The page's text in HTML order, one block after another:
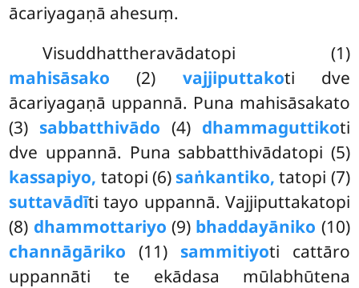
ācariyagaṇā ahesuṃ.
Visuddhattheravādatopi (1)
mahisāsako (2) vajjiputtakoti dve
ācariyagaṇā uppannā. Puna mahisāsakato
(3) sabbatthivādo (4) dhammaguttikoti
dve uppannā. Puna sabbatthivādatopi (5)
kassapiyo, tatopi (6) saṅkantiko, tatopi (7)
suttavādīti tayo uppannā. Vajjiputtakatopi
(8) dhammottariyo (9) bhaddayāniko (10)
channāgāriko (11) sammitiyoti cattāro
uppannāti te ekādasa mūlabhūtena